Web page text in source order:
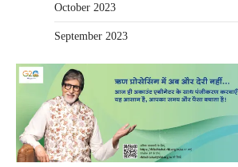
October 2023
September 2023